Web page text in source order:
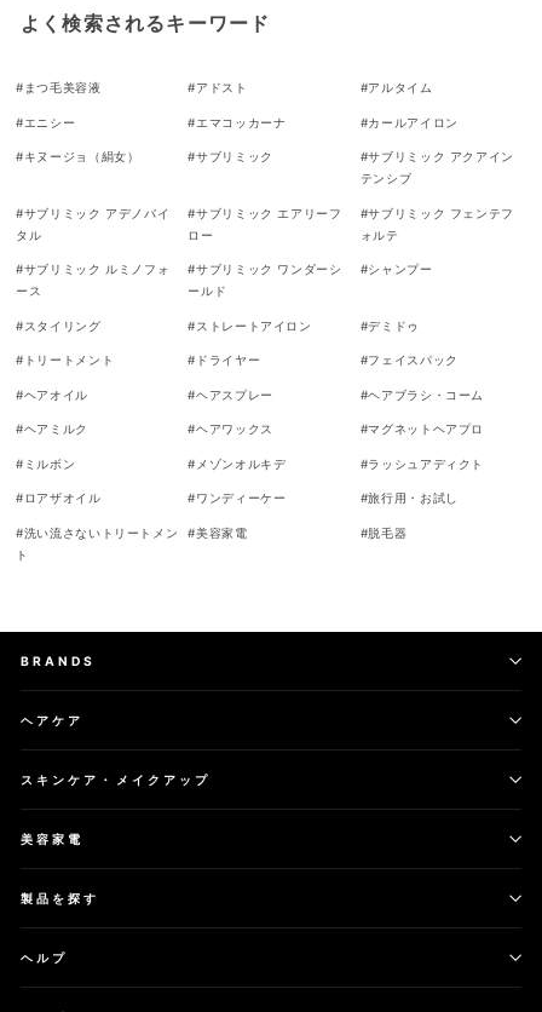
格
よく検索されるキーワード
# まつ毛美容液 #アドスト #アルタイム
#エニシー #エマコッカーナ #カールアイロン
#キヌージョ（絹女） #サブリミック #サブリミック アクアイン
テンシブ
#サブリミック アデノバイ
タル
#サブリミック エアリーフ
ロー
#サブリミック フェンテフ
ォルテ
#サブリミック ルミノフォ
ース
#サブリミック ワンダーシ
ールド
#シャンプー
#スタイリング #ストレートアイロン #デミドゥ
# トリートメント # ドライヤー #フェイスパック
#ヘアオイル #ヘアスプレー #ヘアブラシ・コーム
#ヘアミルク #ヘアワックス #マグネットヘアプロ
# ミルボン # メゾンオルキデ #ラッシュアディクト
# ロアザオイル #ワンディーケー #旅行用・お試し
#洗い流さないトリートメン
ト
#美容家電 #脱毛器
BRANDS
ヘアケア
スキンケア・メイクアップ
美容家電
製品を探す
ヘルプ